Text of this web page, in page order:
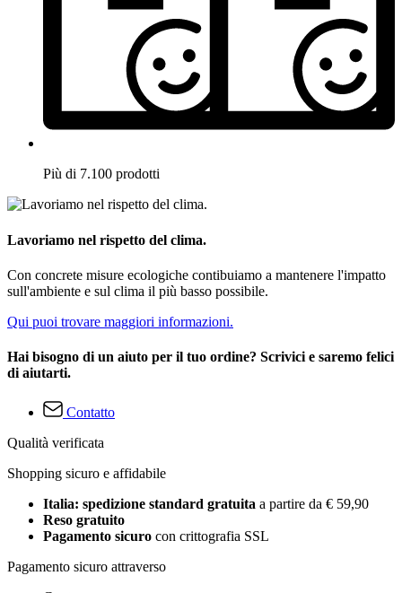
Più di 7.100 prodotti
Lavoriamo nel rispetto del clima.
Con concrete misure ecologiche contibuiamo a mantenere l'impatto
sull'ambiente e sul clima il più basso possibile.
Qui puoi trovare maggiori informazioni.
Hai bisogno di un aiuto per il tuo ordine? Scrivici e saremo felici
di aiutarti.
Contatto
Qualità verificata
Shopping sicuro e affidabile
Italia: spedizione standard gratuita a partire da € 59,90
Reso gratuito
Pagamento sicuro con crittografia SSL
Pagamento sicuro attraverso